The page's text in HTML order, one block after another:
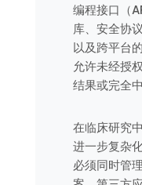
编程接口（
库、安全协
以及跨平台
允许未经授
结果或完全
在临床研究
进一步复杂
必须同时管